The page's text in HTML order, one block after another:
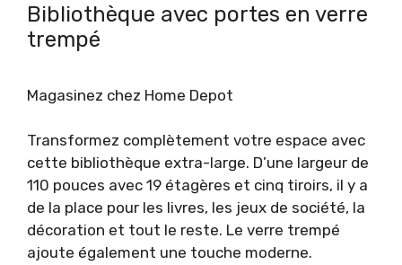
Bibliothèque avec portes en verre
trempé
Magasinez chez Home Depot
Transformez complètement votre espace avec
cette bibliothèque extra-large. D’une largeur de
110 pouces avec 19 étagères et cinq tiroirs, il y a
de la place pour les livres, les jeux de société, la
décoration et tout le reste. Le verre trempé
ajoute également une touche moderne.